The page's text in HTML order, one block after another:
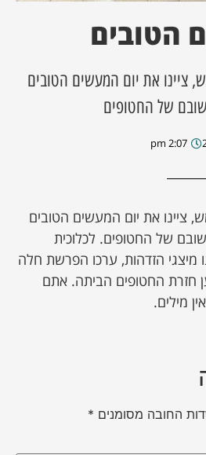
הטובים
ציינו את יום המעשים הטובים
של החטופים
2:07 pm
ציינו את יום המעשים הטובים
של החטופים. לכלוכית
הזדהות, ערכו הפרשת חלה
חזרת החטופים הביתה. אתם
מילים.
החובה מסומנים *